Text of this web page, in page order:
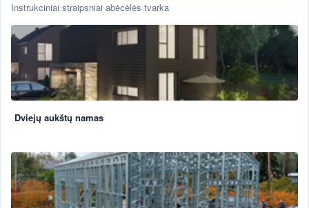
Instrukciniai straipsniai abėcėlės tvarka
Dviejų aukštų namas